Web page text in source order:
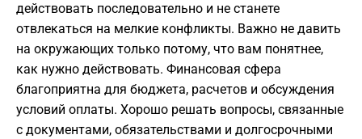
действовать последовательно и не станете
отвлекаться на мелкие конфликты. Важно не давить
на окружающих только потому, что вам понятнее,
как нужно действовать. Финансовая сфера
благоприятна для бюджета, расчетов и обсуждения
условий оплаты. Хорошо решать вопросы, связанные
с документами, обязательствами и долгосрочными